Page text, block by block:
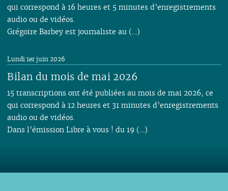
qui correspond à 16 heures et 5 minutes d’enregistrements
audio ou de vidéos.
Grégoire Barbey est journaliste au (…)
Bilan du mois de mai 2026
Lundi 1er juin 2026
15 transcriptions ont été publiées au mois de mai 2026, ce
qui correspond à 12 heures et 31 minutes d’enregistrements
audio ou de vidéos.
Dans l’émission Libre à vous ! du 19 (…)